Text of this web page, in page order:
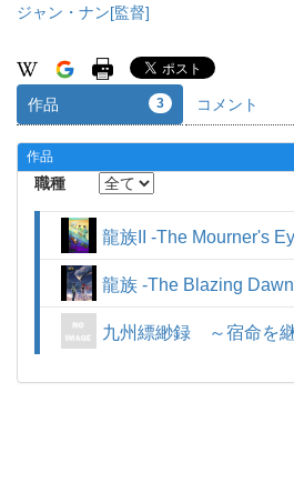
ジャン・ナン[監督]
作品 3 コメント
作品
職種
龍族II -The Mourner's
龍族 -The Blazing
九州縹緲録 ～宿命を